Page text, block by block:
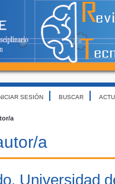
SESIÓN BUSCAR
a
a
Universidad